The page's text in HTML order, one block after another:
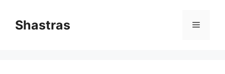
contentShastras Menu